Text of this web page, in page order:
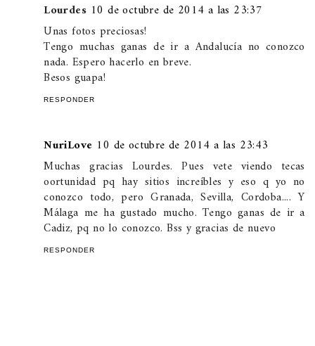
Lourdes 10 de octubre de 2014 a las 23:37
Unas fotos preciosas!
Tengo muchas ganas de ir a Andalucía no conozco
nada. Espero hacerlo en breve.
Besos guapa!
RESPONDER
NuriLove 10 de octubre de 2014 a las 23:43
Muchas gracias Lourdes. Pues vete viendo tecas
oortunidad pq hay sitios increíbles y eso q yo no
conozco todo, pero Granada, Sevilla, Cordoba.... Y
Málaga me ha gustado mucho. Tengo ganas de ir a
Cadiz, pq no lo conozco. Bss y gracias de nuevo
RESPONDER